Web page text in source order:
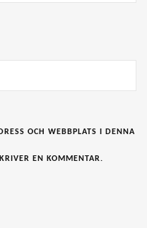
OCH WEBBPLATS I DENNA
EN KOMMENTAR.